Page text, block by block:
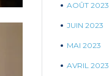
AOÛT 2023
JUIN 2023
MAI 2023
AVRIL 2023